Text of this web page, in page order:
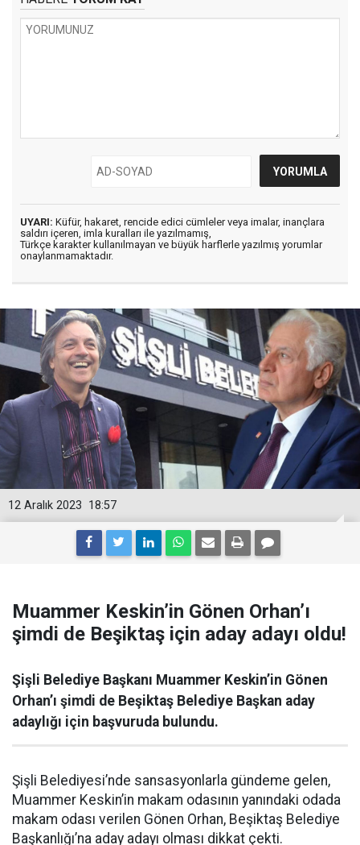
UYARI: Küfür, hakaret, rencide edici cümleler veya imalar, inançlara
saldırı içeren, imla kuralları ile yazılmamış,
Türkçe karakter kullanılmayan ve büyük harflerle yazılmış yorumlar
onaylanmamaktadır.
18:57
12 Aralık 2023
Muammer Keskin’in Gönen Orhan’ı
şimdi de Beşiktaş için aday adayı oldu!
Şişli Belediye Başkanı Muammer Keskin’in Gönen
Orhan’ı şimdi de Beşiktaş Belediye Başkan aday
adaylığı için başvuruda bulundu.
Şişli Belediyesi’nde sansasyonlarla gündeme gelen,
Muammer Keskin’in makam odasının yanındaki odada
makam odası verilen Gönen Orhan, Beşiktaş Belediye
Başkanlığı’na aday adayı olması dikkat çekti.